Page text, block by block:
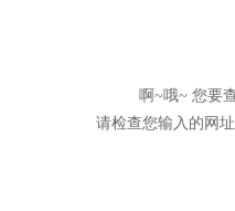
啊~哦~ 您要
请检查您输入的网